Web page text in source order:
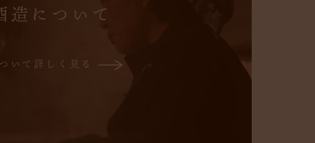
造について
いて詳しく見る